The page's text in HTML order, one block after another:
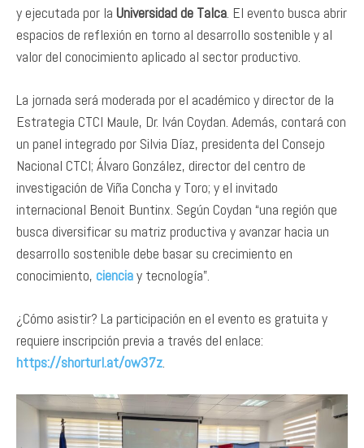
y ejecutada por la Universidad de Talca . El evento busca abrir
espacios de reflexión en torno al desarrollo sostenible y al
valor del conocimiento aplicado al sector productivo.
La jornada será moderada por el académico y director de la
Estrategia CTCI Maule, Dr. Iván Coydan. Además, contará con
un panel integrado por Silvia Díaz, presidenta del Consejo
Nacional CTCI; Álvaro González, director del centro de
investigación de Viña Concha y Toro; y el invitado
internacional Benoit Buntinx. Según Coydan “una región que
busca diversificar su matriz productiva y avanzar hacia un
desarrollo sostenible debe basar su crecimiento en
conocimiento, cienciay tecnología”.
¿Cómo asistir? La participación en el evento es gratuita y
requiere inscripción previa a través del enlace:
https://shorturl.at/ow37z